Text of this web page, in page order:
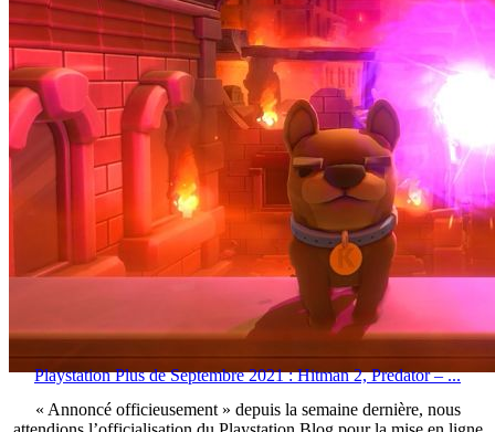
Playstation Plus de Septembre 2021 : Hitman 2, Predator – ...
« Annoncé officieusement » depuis la semaine dernière, nous